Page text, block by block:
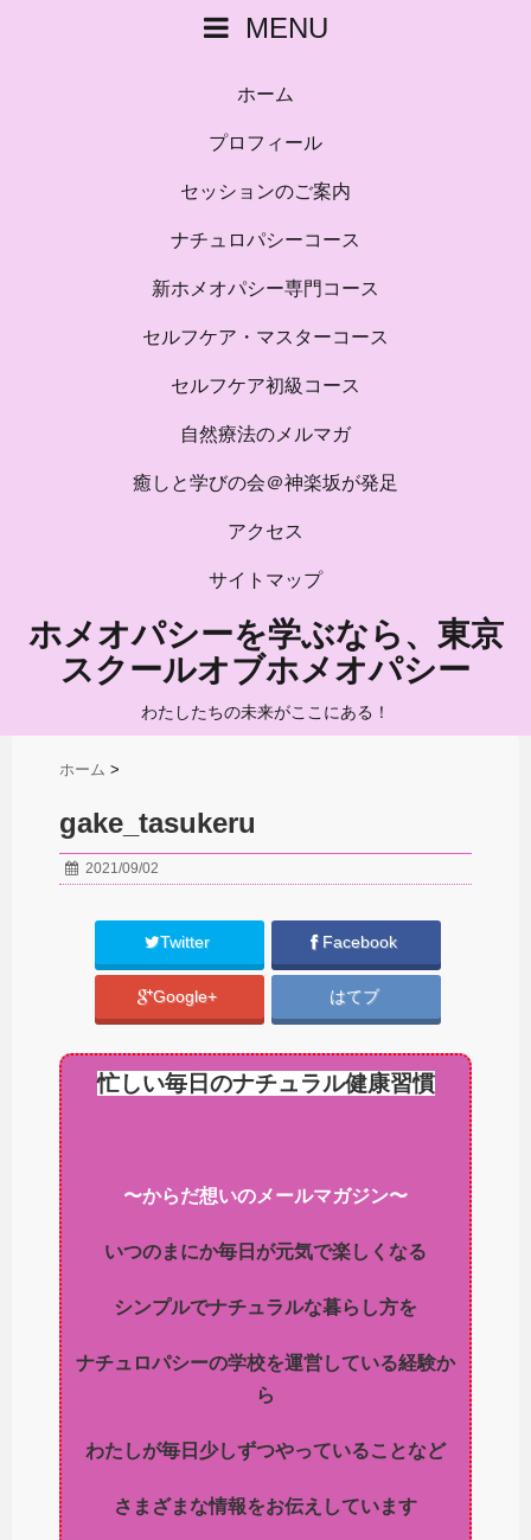
MENU
ホーム
プロフィール
セッションのご案内
ナチュロパシーコース
新ホメオパシー専門コース
セルフケア・マスターコース
セルフケア初級コース
自然療法のメルマガ
癒しと学びの会＠神楽坂が発足
アクセス
サイトマップ
ホメオパシーを学ぶなら、東京
スクールオブホメオパシー
わたしたちの未来がここにある！
ホーム >
gake_tasukeru
2021/09/02
Twitter Facebook
Google+ はてブ
忙しい毎日のナチュラル健康習慣
〜からだ想いのメールマガジン〜
いつのまにか毎日が元気で楽しくなる
シンプルでナチュラルな暮らし方を
ナチュロパシーの学校を運営している経験か
ら
わたしが毎日少しずつやっていることなど
さまざまな情報をお伝えしています